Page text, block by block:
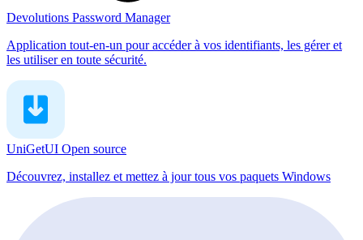
Devolutions Password Manager
Application tout-en-un pour accéder à vos identifiants, les gérer et
les utiliser en toute sécurité.
UniGetUI Open source
Découvrez, installez et mettez à jour tous vos paquets Windows